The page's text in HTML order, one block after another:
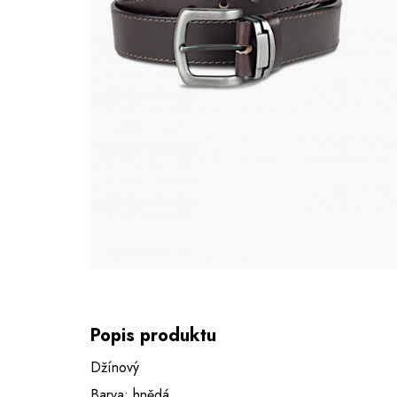
Popis produktu
Džínový